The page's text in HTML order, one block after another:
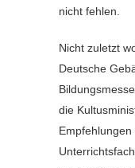
nicht fehlen.
Nicht zuletzt
Deutsche
die